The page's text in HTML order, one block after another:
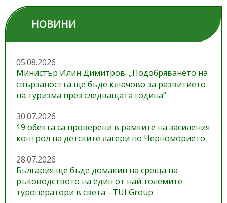
НОВИНИ
05.08.2026
Министър Илин Димитров: „Подобряването на
свързаността ще бъде ключово за развитието
на туризма през следващата година“
30.07.2026
19 обекта са проверени в рамките на засиления
контрол на детските лагери по Черноморието
28.07.2026
България ще бъде домакин на среща на
ръководството на един от най-големите
туроператори в света - TUI Group